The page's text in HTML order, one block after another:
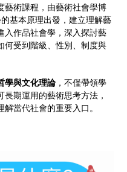
藝術課程，由藝術社會學博
基本原理出發，建立理解藝
入作品社會學，深入探討藝
何受到階級、性別、制度與
學與文化理論 ，不僅帶領學
期運用的藝術思考方法，
當代社會的重要入口。